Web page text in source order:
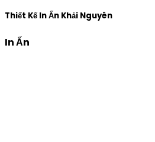
Thiết Kế In Ấn Khải Nguyên
In Ấn